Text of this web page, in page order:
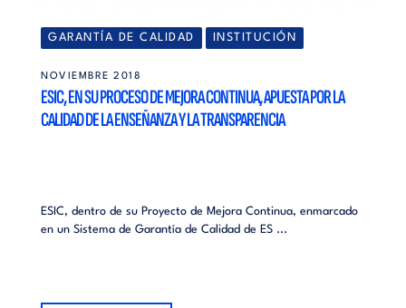
GARANTÍA DE CALIDAD INSTITUCIÓN
NOVIEMBRE 2018
ESIC, EN SU PROCESO DE MEJORA CONTINUA, APUESTA POR LA
CALIDAD DE LA ENSEÑANZA Y LA TRANSPARENCIA
ESIC, dentro de su Proyecto de Mejora Continua, enmarcado
en un Sistema de Garantía de Calidad de ES ...